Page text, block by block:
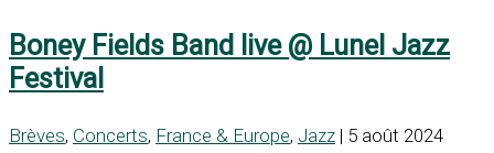
Boney Fields Band live @ Lunel Jazz
Festival
Brèves, Concerts, France & Europe, Jazz | 5 août 2024